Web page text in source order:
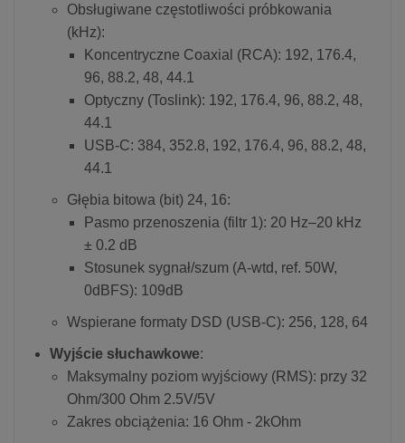
Obsługiwane częstotliwości próbkowania
(kHz):
Koncentryczne Coaxial (RCA): 192, 176.4,
96, 88.2, 48, 44.1
Optyczny (Toslink): 192, 176.4, 96, 88.2, 48,
44.1
USB-C: 384, 352.8, 192, 176.4, 96, 88.2, 48,
44.1
Głębia bitowa (bit) 24, 16:
Pasmo przenoszenia (filtr 1): 20 Hz–20 kHz
± 0.2 dB
Stosunek sygnał/szum (A-wtd, ref. 50W,
0dBFS): 109dB
Wspierane formaty DSD (USB-C): 256, 128, 64
Wyjście słuchawkowe:
Maksymalny poziom wyjściowy (RMS): przy 32
Ohm/300 Ohm 2.5V/5V
Zakres obciążenia: 16 Ohm - 2kOhm